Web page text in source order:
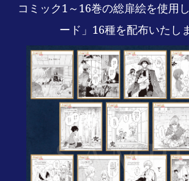
コミック1～16巻の総扉絵を使用
ード」16種を配布いたし